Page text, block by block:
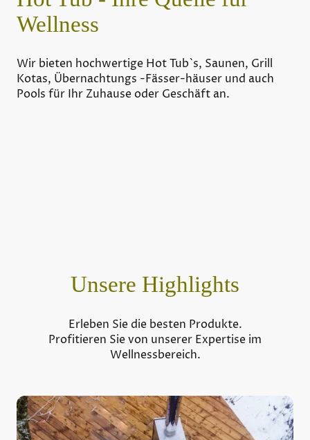
Wellness
Wir bieten hochwertige Hot Tub`s, Saunen, Grill
Kotas, Übernachtungs -Fässer-häuser und auch
Pools für Ihr Zuhause oder Geschäft an.
Unsere Highlights
Erleben Sie die besten Produkte.
Profitieren Sie von unserer Expertise im
Wellnessbereich.